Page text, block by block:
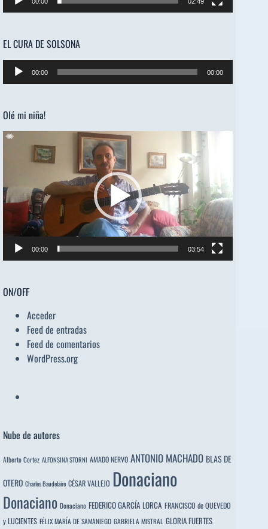
EL CURA DE SOLSONA
Reproductor
de
00:00 00:00
Olé mi niña!
Reproductor
00:00 03:54
ON/OFF
Acceder
Feed de entradas
Feed de comentarios
WordPress.org
Nube de autores
Alberto Cortez ALFONSINA STORNI AMADO NERVO ANTONIO MACHADO BLAS DE
OTERO Charles Baudelaire CÉSAR VALLEJO Donaciano
Donaciano Donaciano FEDERICO GARCÍA LORCA FRANCISCO de QUEVEDO
y LUCIENTES FÉLIX MARÍA DE SAMANIEGO GABRIELA MISTRAL GLORIA FUERTES